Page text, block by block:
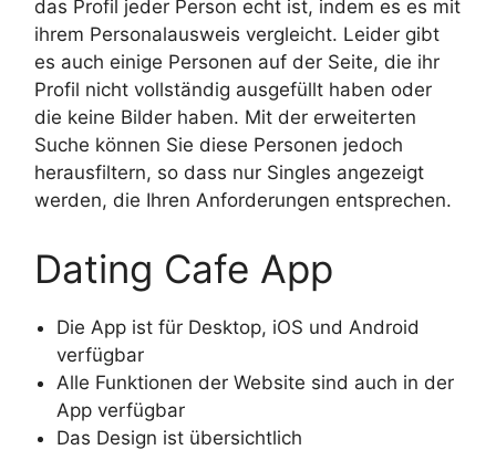
das Profil jeder Person echt ist, indem es es mit
ihrem Personalausweis vergleicht. Leider gibt
es auch einige Personen auf der Seite, die ihr
Profil nicht vollständig ausgefüllt haben oder
die keine Bilder haben. Mit der erweiterten
Suche können Sie diese Personen jedoch
herausfiltern, so dass nur Singles angezeigt
werden, die Ihren Anforderungen entsprechen.
Dating Cafe App
Die App ist für Desktop, iOS und Android
verfügbar
Alle Funktionen der Website sind auch in der
App verfügbar
Das Design ist übersichtlich